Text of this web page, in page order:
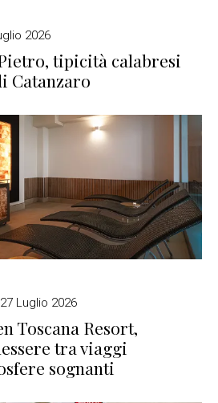
2026
tipicità calabresi
Catanzaro
27 Luglio 2026
Toscana Resort,
tra viaggi
sognanti